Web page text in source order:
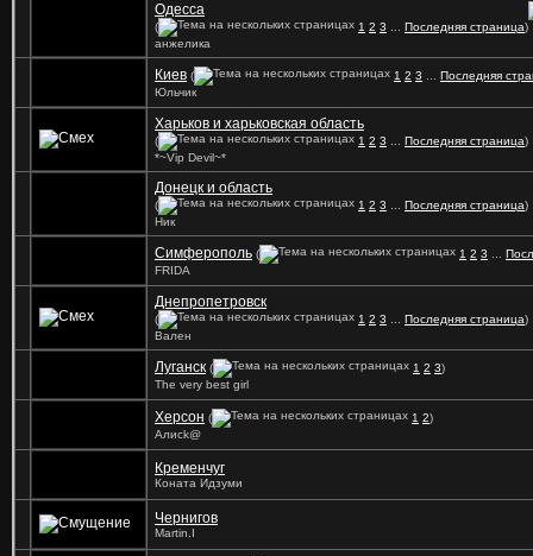
Одесса
( 1 2 3 Последняя страница)
анжелика
Киев ( 1 2 3
Последняя
Юльчик
Харьков и харьковская область
( 1 2 3 Последняя страница)
*~Vip Devil~*
Донецк и область
( 1 2 3 Последняя страница)
Ник
Симферополь ( 1 2 3
FRIDA
Днепропетровск
( 1 2 3 Последняя страница)
Вален
Луганск ( 1 2 3)
The very best girl
Херсон ( 1 2)
Алисk@
Кременчуг
Коната Идзуми
Чернигов
Martin.I